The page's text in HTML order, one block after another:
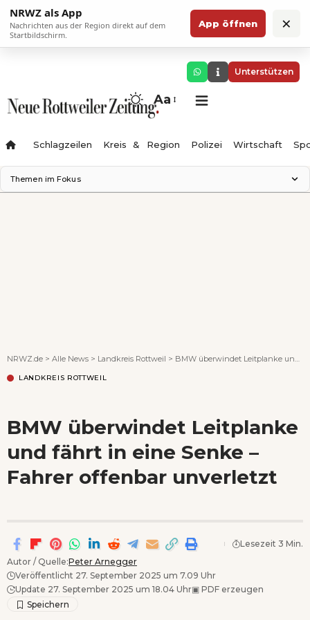
NRWZ als App
Nachrichten aus der Region direkt auf dem
Startbildschirm.
App öffnen ×
Unterstützen
Aa
Schlagzeilen Kreis & Region Polizei Wirtschaft
Themen im Fokus
NRWZ.de > Alle News > Landkreis Rottweil > BMW überwindet Leitplanke und fährt in eine Senke – Fahrer offenbar unverletzt
LANDKREIS ROTTWEIL
BMW überwindet Leitplanke
und fährt in eine Senke –
Fahrer offenbar unverletzt
Autor / Quelle:Peter Arnegger
Veröffentlicht 27. September 2025 um 7.09 Uhr
Update 27. September 2025 um 18.04 Uhr▣ PDF erzeugen
Lesezeit 3 Min.